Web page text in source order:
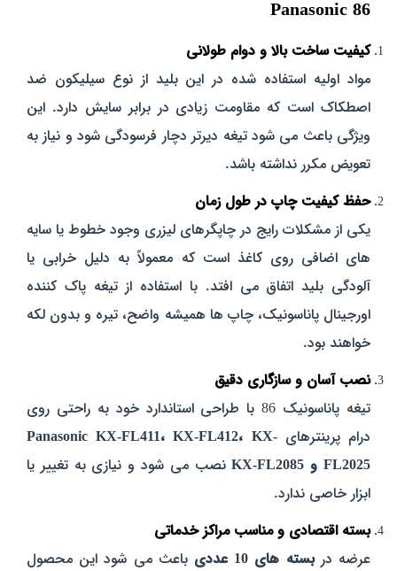
Panasonic 86
کیفیت ساخت بالا و دوام طولانی
مواد اولیه استفاده‌ شده در این بلید از نوع سیلیکون ضد‌
اصطکاک است که مقاومت زیادی در برابر سایش دارد. این
ویژگی باعث می‌ شود تیغه دیرتر دچار فرسودگی شود و نیاز به
تعویض مکرر نداشته باشد.
حفظ کیفیت چاپ در طول زمان
یکی از مشکلات رایج در چاپگرهای لیزری وجود خطوط یا سایه‌
های اضافی روی کاغذ است که معمولاً به دلیل خرابی یا
آلودگی بلید اتفاق می‌ افتد. با استفاده از تیغه پاک‌ کننده
اورجینال پاناسونیک، چاپ‌ ها همیشه واضح، تیره و بدون لکه
خواهند بود.
نصب آسان و سازگاری دقیق
تیغه پاناسونیک 86 با طراحی استاندارد خود به‌ راحتی روی
درام پرینترهایPanasonic KX-FL411، KX-FL412، KX-
FL2025 و KX-FL2085
نصب می‌ شود و نیازی به تغییر یا
ابزار خاصی ندارد.
بسته اقتصادی و مناسب مراکز خدماتی
عرضه دربسته‌ های 10 عددی
باعث می‌ شود این محصول